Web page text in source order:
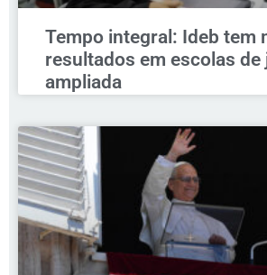
Tempo integral: Ideb tem
resultados em escolas de
ampliada